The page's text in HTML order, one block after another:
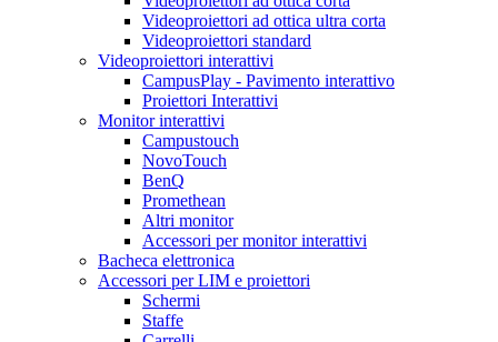
Videoproiettori ad ottica ultra corta
Videoproiettori standard
Videoproiettori interattivi
CampusPlay - Pavimento interattivo
Proiettori Interattivi
Monitor interattivi
Campustouch
NovoTouch
BenQ
Promethean
Altri monitor
Accessori per monitor interattivi
Bacheca elettronica
Accessori per LIM e proiettori
Schermi
Staffe